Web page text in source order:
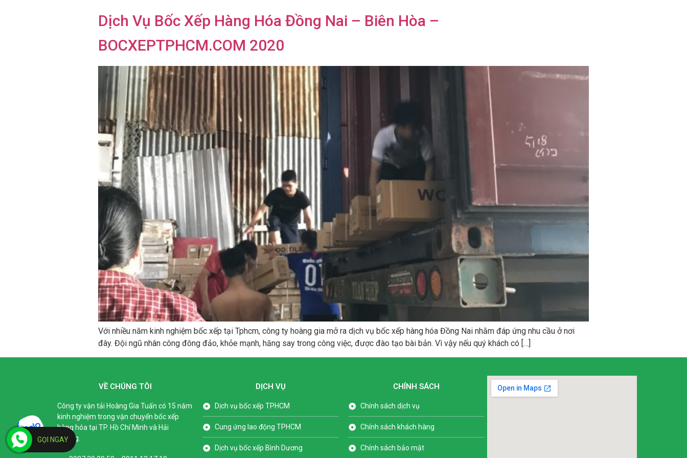
Dịch Vụ Bốc Xếp Hàng Hóa Đồng Nai – Biên Hòa –
BOCXEPTPHCM.COM 2020
Với nhiều năm kinh nghiệm bốc xếp tại Tphcm, công ty hoàng gia mở ra dịch vụ bốc xếp hàng hóa Đồng Nai nhằm đáp ứng nhu cầu ở nơi
đây. Đội ngũ nhân công đông đảo, khỏe mạnh, hăng say trong công việc, được đào tạo bài bản. Vì vậy nếu quý khách có […]
VỀ CHÚNG TÔI
Công ty vận tải Hoàng Gia Tuấn có 15 năm
kinh nghiệm trong vận chuyển bốc xếp
hàng hóa tại TP. Hồ Chí Minh và Hải
Dương.
DỊCH VỤ
Dịch vụ bốc xếp TPHCM
Cung ứng lao động TPHCM
Dịch vụ bốc xếp Bình Dương
CHÍNH SÁCH
Chính sách dịch vụ
Chính sách khách hàng
Chính sách bảo mật
GỌI NGAY